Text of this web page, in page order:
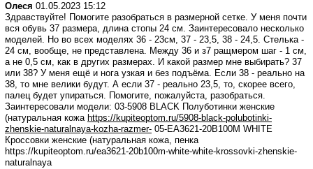
Олеся 01.05.2023 15:12
Здравствуйте! Помогите разобраться в размерной сетке. У меня почти
вся обувь 37 размера, длина стопы 24 см. Заинтересовало несколько
моделей. Но во всех моделях 36 - 23см, 37 - 23,5, 38 - 24,5. Стелька -
24 см, вообще, не представлена. Между 36 и з7 ращмером шаг - 1 см,
а не 0,5 см, как в других размерах. И какой размер мне выбирать? 37
или 38? У меня ещё и нога узкая и без подъёма. Если 38 - реально на
38, то мне велики будут. А если 37 - реально 23,5, то, скорее всего,
палец будет упираться. Помогите, пожалуйста, разобраться.
Заинтересовали модели: 03-5908 BLACK Полуботинки женские
(натуральная кожа https://kupiteoptom.ru/5908-black-polubotinki-
zhenskie-naturalnaya-kozha-razmer- 05-EA3621-20B100M WHITE
Кроссовки женские (натуральная кожа, пенка
https://kupiteoptom.ru/ea3621-20b100m-white-white-krossovki-zhenskie-
naturalnaya